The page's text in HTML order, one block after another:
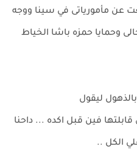
مأمورياتى في سينا ووجه
وحمايا حمزه باشا الخياط
ليقول
فين قبل اكده ... داحنا
الكل ..